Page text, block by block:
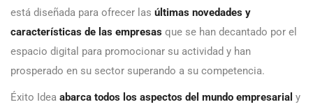
está diseñada para ofrecer las últimas novedades y
características de las empresas que se han decantado por el
espacio digital para promocionar su actividad y han
prosperado en su sector superando a su competencia.
Éxito Idea abarca todos los aspectos del mundo empresarial y